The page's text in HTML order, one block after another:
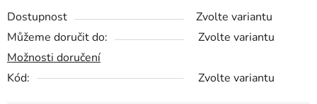
Dostupnost
Zvolte variantu
Můžeme doručit do:
Zvolte variantu
Možnosti doručení
Kód:
Zvolte variantu